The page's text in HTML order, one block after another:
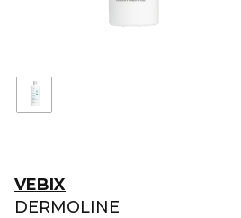
VEBIX
DERMOLINE